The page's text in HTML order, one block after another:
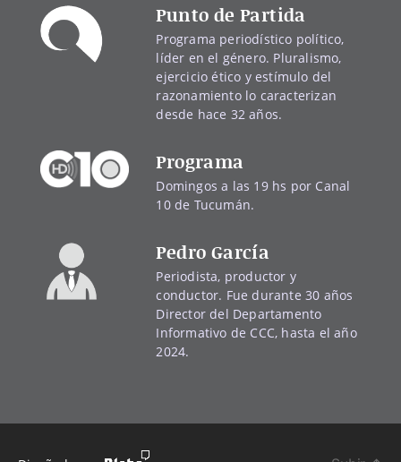
Punto de Partida
Programa periodístico político,
líder en el género. Pluralismo,
ejercicio ético y estímulo del
razonamiento lo caracterizan
desde hace 32 años.
Programa
Domingos a las 19 hs por Canal
10 de Tucumán.
Pedro García
Periodista, productor y
conductor. Fue durante 30 años
Director del Departamento
Informativo de CCC, hasta el año
2024.